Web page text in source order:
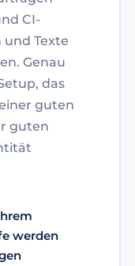
CI-
und Texte
Genau
das
guten
guten
werden